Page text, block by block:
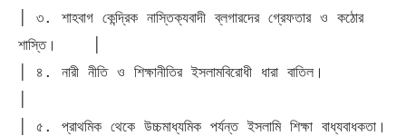
│ ৩. শাহবাগ কেন্দ্রিক নাস্তিক্যবাদী ব্লগারদের গ্রেফতার ও কঠোর
শাস্তি।    │
│ ৪. নারী নীতি ও শিক্ষানীতির ইসলামবিরোধী ধারা বাতিল।
│ ৫. প্রাথমিক থেকে উচ্চমাধ্যমিক পর্যন্ত ইসলামি শিক্ষা বাধ্যবাধকতা।